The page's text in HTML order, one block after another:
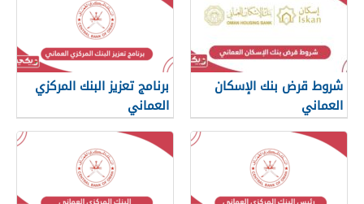
شروط قرض بنك الإسكان
العماني
برنامج تعزيز البنك المركزي
العماني